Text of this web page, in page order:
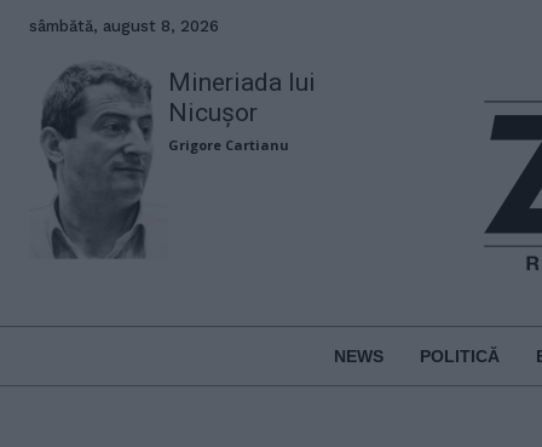
sâmbătă, august 8, 2026
Mineriada lui
Nicușor
Grigore Cartianu
NEWS POLITICĂ